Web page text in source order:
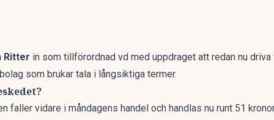
Ritter in som tillförordnad vd med uppdraget att redan nu
som brukar tala i långsiktiga termer.
faller vidare i måndagens handel och handlas nu runt 51